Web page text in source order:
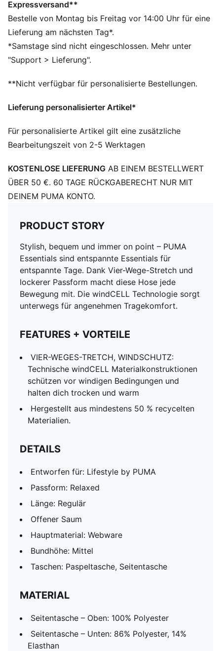
windigen Bedingungen und halten dich trocken und
warm
Hergestellt aus mindestens 50 % recycelten
Materialien.
DETAILS
Entworfen für: Lifestyle by PUMA
Länge: Regulär
Hauptmaterial: Webware
Taschen: Paspeltasche, Seitentasche
Expressversand**
Bestelle von Montag bis Freitag vor 14:00 Uhr für eine
Lieferung am nächsten Tag*.
*Samstage sind nicht eingeschlossen. Mehr unter
"Support > Lieferung".
**Nicht verfügbar für personalisierte Bestellungen.
Lieferung personalisierter Artikel*
Für personalisierte Artikel gilt eine zusätzliche
Bearbeitungszeit von 2-5 Werktagen
KOSTENLOSE LIEFERUNG AB EINEM BESTELLWERT
ÜBER 50 €. 60 TAGE RÜCKGABERECHT NUR MIT
DEINEM PUMA KONTO.
PRODUCT STORY
Stylish, bequem und immer on point – PUMA
Essentials sind entspannte Essentials für
entspannte Tage. Dank Vier-Wege-Stretch und
lockerer Passform macht diese Hose jede
Bewegung mit. Die windCELL Technologie sorgt
unterwegs für angenehmen Tragekomfort.
FEATURES + VORTEILE
VIER-WEGES-TRETCH, WINDSCHUTZ:
Technische windCELL Materialkonstruktionen
schützen vor windigen Bedingungen und
halten dich trocken und warm
Hergestellt aus mindestens 50 % recycelten
Materialien.
DETAILS
Entworfen für: Lifestyle by PUMA
Passform: Relaxed
Länge: Regulär
Offener Saum
Hauptmaterial: Webware
Bundhöhe: Mittel
Taschen: Paspeltasche, Seitentasche
MATERIAL
Seitentasche – Oben: 100% Polyester
Seitentasche – Unten: 86% Polyester, 14%
Elasthan